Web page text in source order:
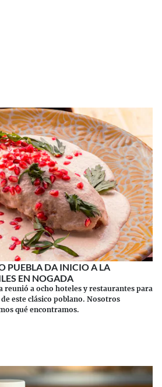
PUEBLA DA INICIO A LA
EN NOGADA
reunió a ocho hoteles y restaurantes para
este clásico poblano. Nosotros
qué encontramos.